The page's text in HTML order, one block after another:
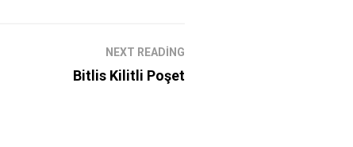
NEXT READING
Bitlis Kilitli Poşet